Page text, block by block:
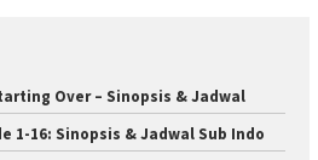
Over – Sinopsis & Jadwal
1-16: Sinopsis & Jadwal Sub Indo